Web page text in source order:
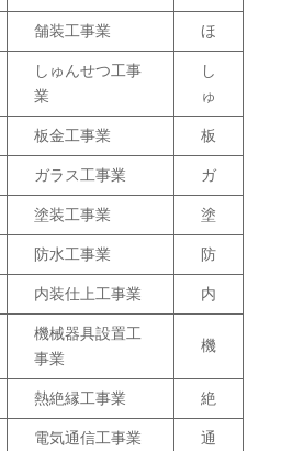
舗装工事業 ほ
しゅんせつ工事
業
し
ゅ
板金工事業 板
ガラス工事業 ガ
塗装工事業 塗
防水工事業 防
内装仕上工事業 内
機械器具設置工
事業
機
熱絶縁工事業 絶
電気通信工事業 通